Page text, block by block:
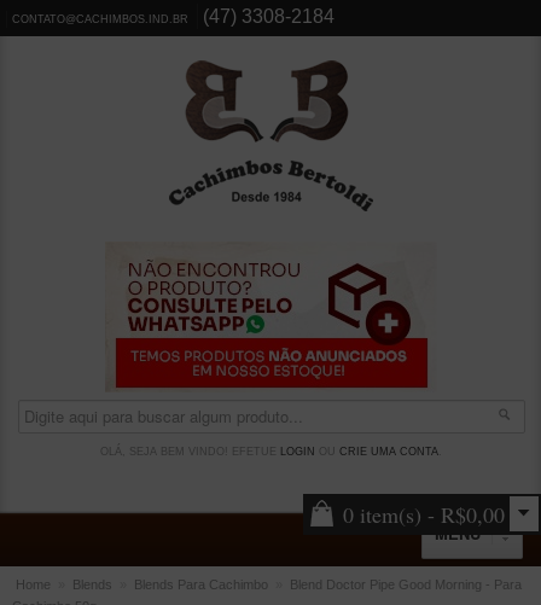
CONTATO@CACHIMBOS.IND.BR (47) 3308-2184
OLÁ, SEJA BEM VINDO! EFETUE LOGIN CRIE UMA CONTA.
0 item(s) - R$0,00
MENU
Home Blends Blends Para Cachimbo
Blend Doctor Pipe Good Morning - Para